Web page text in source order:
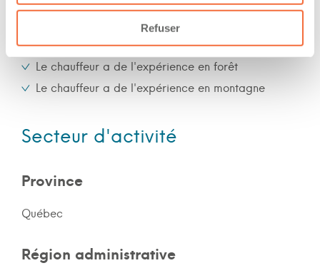
Refuser
Expérience
Nombre d'années d'expériences 7 ans
Le chauffeur a de l'expérience en forêt
Le chauffeur a de l'expérience en montagne
Secteur d'activité
Province
Québec
Région administrative